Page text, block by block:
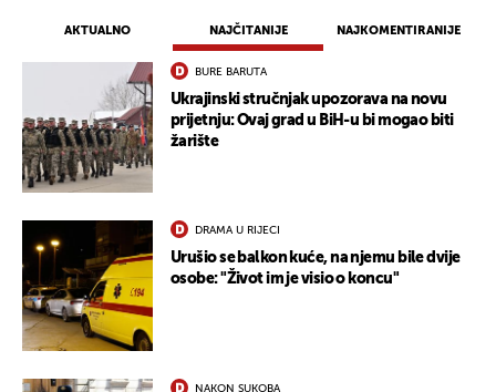
AKTUALNO NAJČITANIJE NAJKOMENTIRANIJE
BURE BARUTA
Ukrajinski stručnjak upozorava na novu
prijetnju: Ovaj grad u BiH-u bi mogao biti
žarište
DRAMA U RIJECI
Urušio se balkon kuće, na njemu bile dvije
osobe: "Život im je visio o koncu"
NAKON SUKOBA